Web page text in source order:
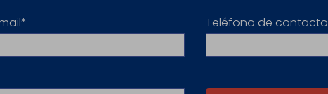
Teléfono de contacto